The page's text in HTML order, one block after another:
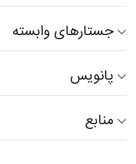
جستارهای وابسته
پانویس
منابع